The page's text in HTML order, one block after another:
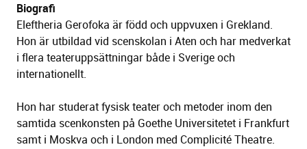
Biografi
Eleftheria Gerofoka är född och uppvuxen i Grekland.
Hon är utbildad vid scenskolan i Aten och har medverkat
i flera teateruppsättningar både i Sverige och
internationellt.
Hon har studerat fysisk teater och metoder inom den
samtida scenkonsten på Goethe Universitetet i Frankfurt
samt i Moskva och i London med Complicité Theatre.